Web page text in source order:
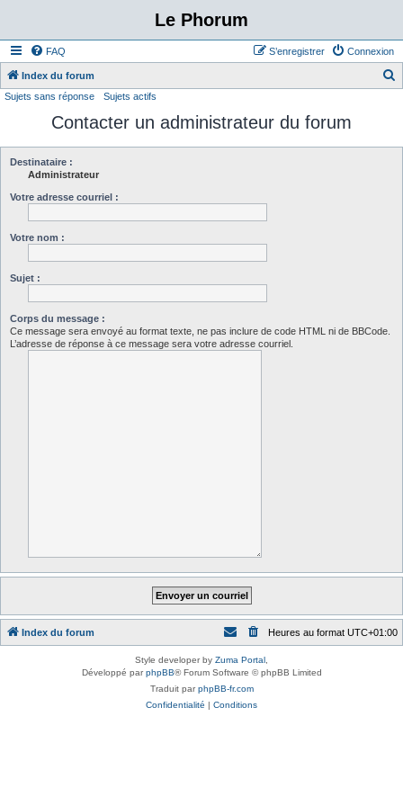
Le Phorum
FAQ Connexion
S’enregistrer
Index du forum
Sujets sans réponse Sujets actifs
Contacter un administrateur du forum
Destinataire :
Administrateur
Votre adresse courriel :
Votre nom :
Sujet :
Corps du message :
Ce message sera envoyé au format texte, ne pas inclure de code HTML ni de BBCode.
L’adresse de réponse à ce message sera votre adresse courriel.
Index du forum Heures au format UTC+01:00
Style developer by Zuma Portal
Développé parphpBB® Forum Software © phpBB Limited
Traduit parphpBB-fr.com
Confidentialité | Conditions